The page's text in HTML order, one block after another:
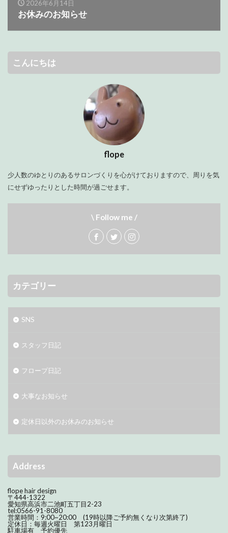
2026年6月14日
お休みのお知らせ
こんにちは
flope
少人数のゆとりのあるサロンづくりを心がけておりますので、周りを気
にせずゆったりとした時間が過ごせます。
\ Follow me /
カテゴリー
SNS
スタッフ日記
フロープ日記
大事なお知らせ
定休日以外のお休みのお知らせ
Address
flope hair design
〒444-1322
愛知県高浜市二池町五丁目2-23
tel:0566-91-8080
営業時間：9:00~20:00 (19時以降ご予約無くなり次第終了)
定休日：毎週火曜日 第123月曜日
駐車場有 予約優先